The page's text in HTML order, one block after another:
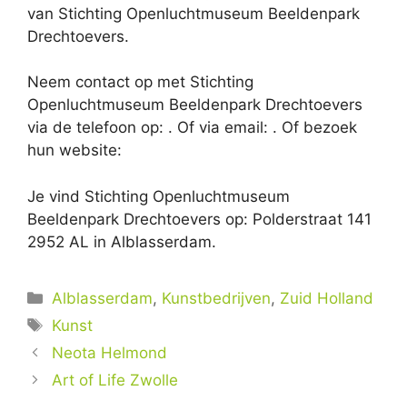
van Stichting Openluchtmuseum Beeldenpark
Drechtoevers.
Neem contact op met Stichting
Openluchtmuseum Beeldenpark Drechtoevers
via de telefoon op: . Of via email: . Of bezoek
hun website:
Je vind Stichting Openluchtmuseum
Beeldenpark Drechtoevers op: Polderstraat 141
2952 AL in Alblasserdam.
Categorieën
Alblasserdam, Kunstbedrijven, Zuid Holland
Tags
Kunst
Neota Helmond
Art of Life Zwolle